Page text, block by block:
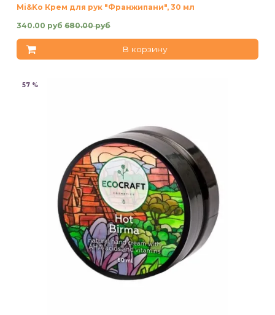
Mi&Ko Крем для рук "Франжипани", 30 мл
340.00 руб 680.00 руб
В корзину
57 %